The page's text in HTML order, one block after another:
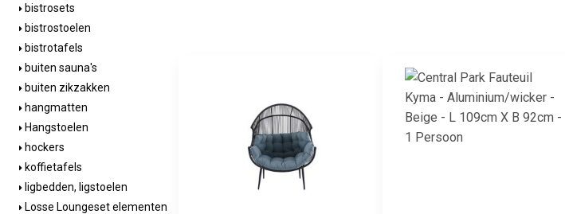
bistrosets
bistrostoelen
bistrotafels
buiten sauna's
buiten zikzakken
hangmatten
Hangstoelen
hockers
koffietafels
ligbedden, ligstoelen
Losse Loungeset elementen